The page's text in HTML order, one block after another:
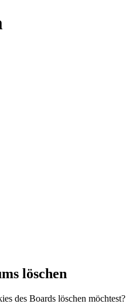
löschen
des Boards löschen möchtest?